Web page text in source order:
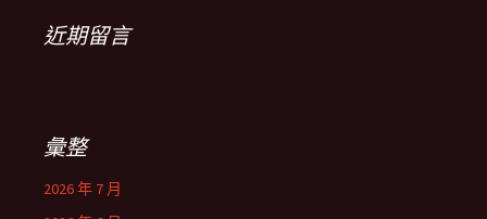
近期留言
彙整
2026 年 7 月